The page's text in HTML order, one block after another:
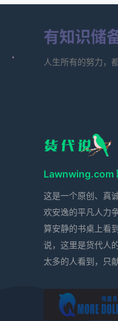
有知识储
人生所有的努力，
Lawnwing.com
这是一个原创、真
欢安逸的平凡人力
算安静的书桌上看
说，这里是货代人
太多的人看到，只